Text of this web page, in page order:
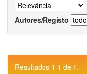
Autores/Registo
Resultados 1-1 de 1.